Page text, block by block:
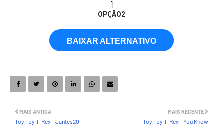
]
OPÇÃO2
BAIXAR ALTERNATIVO
MAIS RECENTE
Toy Toy T-Rex - You Know
MAIS ANTIGA
Toy Toy T-Rex - Jantes20